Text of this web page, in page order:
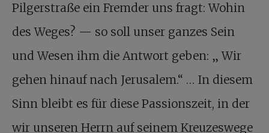
Pilgerstraße ein Fremder uns fragt: Wohin
des Weges? — so soll unser ganzes Sein
und Wesen ihm die Antwort geben: „ Wir
gehen hinauf nach Jerusalem.“ … In diesem
Sinn bleibt es für diese Passionszeit, in der
wir unseren Herrn auf seinem Kreuzeswege